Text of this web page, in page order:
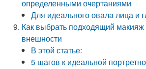
определенными очертаниями
Для идеального овала лица и
Как выбрать подходящий макияж
внешности
В этой статье:
5 шагов к идеальной